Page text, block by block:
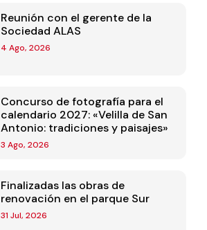
Reunión con el gerente de la
Sociedad ALAS
4 Ago, 2026
Concurso de fotografía para el
calendario 2027: «Velilla de San
Antonio: tradiciones y paisajes»
3 Ago, 2026
Finalizadas las obras de
renovación en el parque Sur
31 Jul, 2026